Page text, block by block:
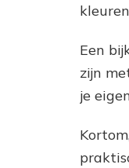
Een
zijn
je